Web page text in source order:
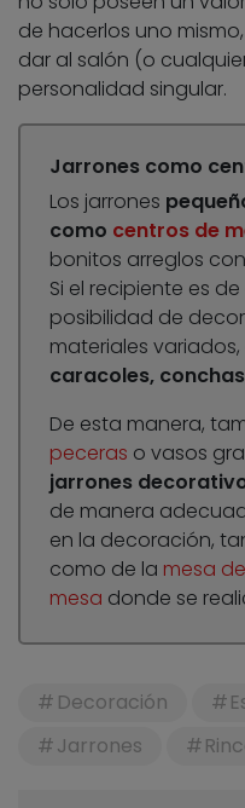
de hacerlos uno
dar al salón (o
personalidad singular.
Jarrones como
Los jarrones
como centros de
bonitos arreglos
Si el recipiente es
posibilidad de
materiales
caracoles,
De esta manera,
peceras o vasos
jarrones
de manera
en la decoración,
como de la mesa
mesa donde se
Decoración
Jarrones